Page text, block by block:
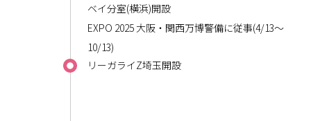
ベイ分室(横浜)開設
EXPO 2025 大阪・関西万博警備に従事(4/13～
10/13)
リーガライZ埼玉開設